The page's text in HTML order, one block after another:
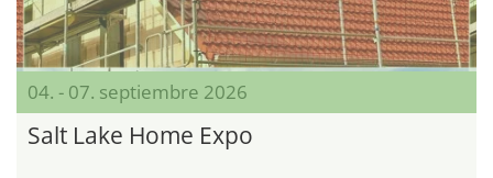
04. - 07. septiembre 2026
Salt Lake Home Expo